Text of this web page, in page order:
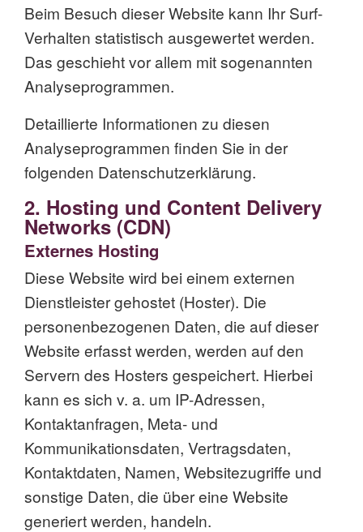
Beim Besuch dieser Website kann Ihr Surf-
Verhalten statistisch ausgewertet werden.
Das geschieht vor allem mit sogenannten
Analyseprogrammen.
Detaillierte Informationen zu diesen
Analyseprogrammen finden Sie in der
folgenden Datenschutzerklärung.
2. Hosting und Content Delivery
Networks (CDN)
Externes Hosting
Diese Website wird bei einem externen
Dienstleister gehostet (Hoster). Die
personenbezogenen Daten, die auf dieser
Website erfasst werden, werden auf den
Servern des Hosters gespeichert. Hierbei
kann es sich v. a. um IP-Adressen,
Kontaktanfragen, Meta- und
Kommunikationsdaten, Vertragsdaten,
Kontaktdaten, Namen, Websitezugriffe und
sonstige Daten, die über eine Website
generiert werden, handeln.